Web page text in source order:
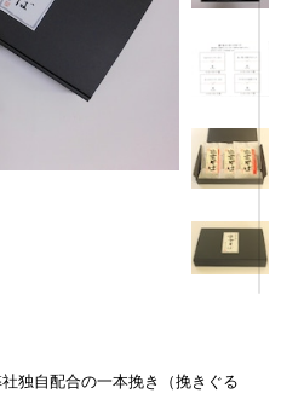
独自配合の一本挽き（挽きぐる